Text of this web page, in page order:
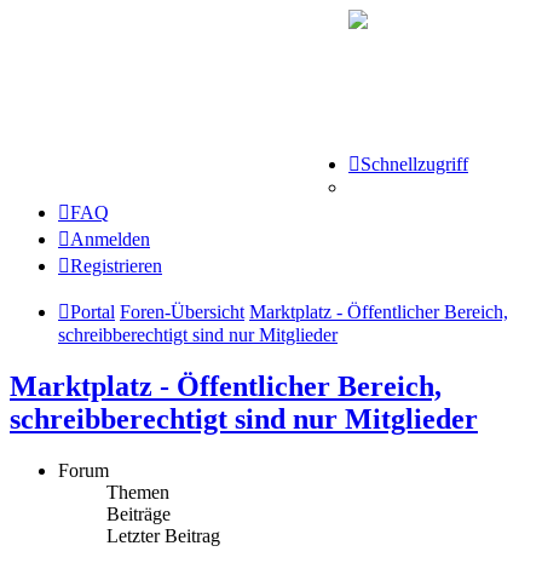
Schnellzugriff
FAQ
Anmelden
Registrieren
Portal Foren-Übersicht Marktplatz - Öffentlicher Bereich,
schreibberechtigt sind nur Mitglieder
Marktplatz - Öffentlicher Bereich,
schreibberechtigt sind nur Mitglieder
Forum
Themen
Beiträge
Letzter Beitrag